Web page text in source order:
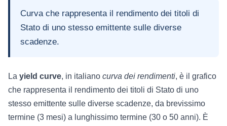
Curva che rappresenta il rendimento dei titoli di
Stato di uno stesso emittente sulle diverse
scadenze.
La yield curve, in italiano curva dei rendimenti, è il grafico
che rappresenta il rendimento dei titoli di Stato di uno
stesso emittente sulle diverse scadenze, da brevissimo
termine (3 mesi) a lunghissimo termine (30 o 50 anni). È